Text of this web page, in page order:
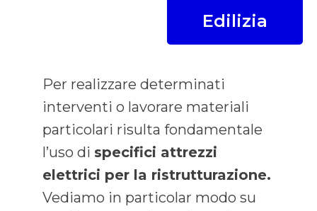
Edilizia
Per realizzare determinati
interventi o lavorare materiali
particolari risulta fondamentale
l’uso di specifici attrezzi
elettrici per la ristrutturazione.
Vediamo in particolar modo su